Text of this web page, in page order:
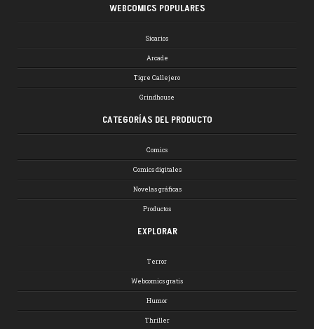
WEBCOMICS POPULARES
Sicarios
Arcade
Tigre Callejero
Grindhouse
CATEGORÍAS DEL PRODUCTO
Comics
Comics digitales
Novelas gráficas
Productos
EXPLORAR
Terror
Webcomics gratis
Humor
Thriller